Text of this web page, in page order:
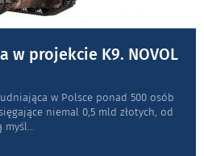
w projekcie K9. NOVOL
w Polsce ponad 500 osób
niemal 0,5 mld złotych, od
myśl...